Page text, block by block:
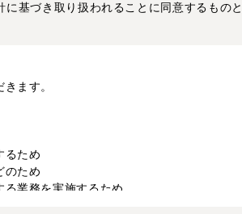
基づき取り扱われることに同意するものと
ます。
るため
のため
る業務を実施するため